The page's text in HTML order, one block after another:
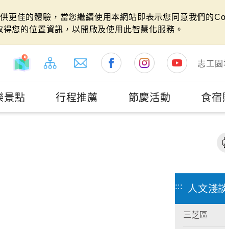
佳的體驗，當您繼續使用本網站即表示您同意我們的
您的位置資訊，以開啟及使用此智慧化服務。
志工園
景點 行程推薦 節慶活動 食宿
::: 人文淺
三芝區